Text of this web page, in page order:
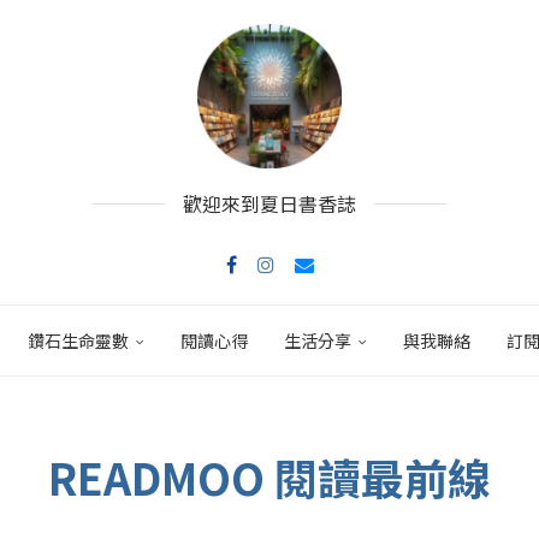
歡迎來到夏日書香誌
鑽石生命靈數 閱讀心得 生活分享 與我聯絡 訂
READMOO 閱讀最前線